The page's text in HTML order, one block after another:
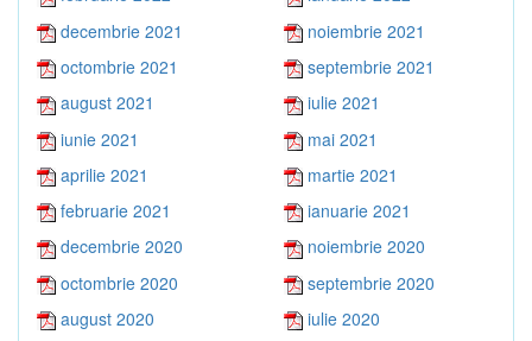
decembrie 2021
noiembrie 2021
octombrie 2021
septembrie 2021
august 2021
iulie 2021
iunie 2021
mai 2021
aprilie 2021
martie 2021
februarie 2021
ianuarie 2021
decembrie 2020
noiembrie 2020
octombrie 2020
septembrie 2020
august 2020
iulie 2020